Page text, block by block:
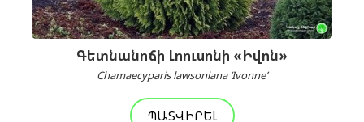
Գետնանոճի Լոուսոնի «Իվոն»
Chamaecyparis lawsoniana ‘Ivonne’
ՊԱՏՎԻՐԵԼ